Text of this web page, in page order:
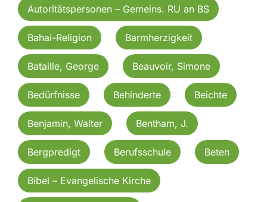
Autoritätspersonen – Gemeins. RU an BS
Bahai-Religion Barmherzigkeit
Bataille, George Beauvoir, Simone
Bedürfnisse Behinderte Beichte
Benjamin, Walter Bentham, J.
Bergpredigt Berufsschule Beten
Bibel – Evangelische Kirche